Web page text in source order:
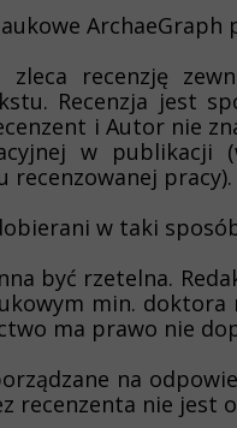
ArchaeGraph
zleca recenzję
Recenzja jest
i Autor nie
w publikacji
recenzowanej pracy).
w taki
być rzetelna.
min.
ma prawo nie
na
recenzenta nie jest